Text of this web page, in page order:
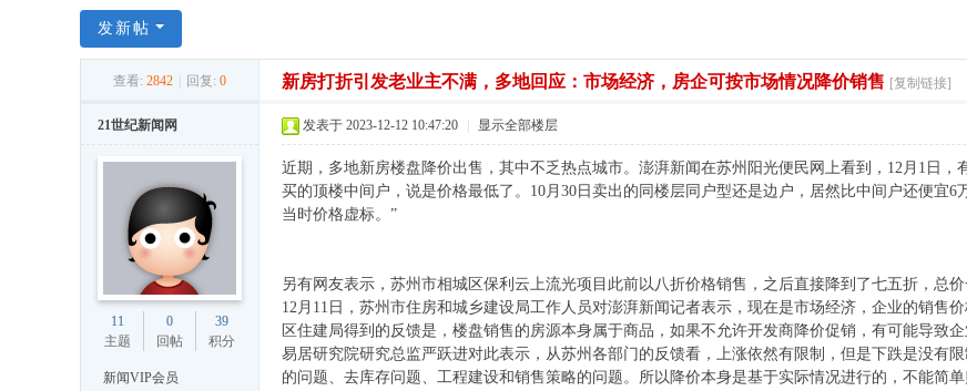
世
发新帖
查看: 2842 回复: 0 新房打折引发老业主不满，多地回应：市场经济，房企可按市场情况降价销售 [复制链接]
21世纪新闻网
11
主题
0
回帖
39
积分
新闻VIP会员
发表于 2023-12-12 10:47:20 显示全部楼层
近期，多地新房楼盘降价出售，其中不乏热点城市。澎湃新闻在苏州阳光便民网上看到，12月1日
买的顶楼中间户，说是价格最低了。10月30日卖出的同楼层同户型还是边户，居然比中间户还便宜
当时价格虚标。”
另有网友表示，苏州市相城区保利云上流光项目此前以八折价格销售，之后直接降到了七五折，总价
12月11日，苏州市住房和城乡建设局工作人员对澎湃新闻记者表示，现在是市场经济，企业的销售
区住建局得到的反馈是，楼盘销售的房源本身属于商品，如果不允许开发商降价促销，有可能导致
易居研究院研究总监严跃进对此表示，从苏州各部门的反馈看，上涨依然有限制，但是下跌是没有
的问题、去库存问题、工程建设和销售策略的问题。所以降价本身是基于实际情况进行的，不能简